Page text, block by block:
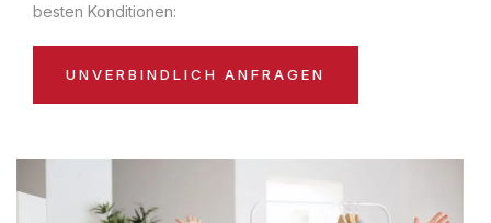
besten Konditionen:
UNVERBINDLICH ANFRAGEN